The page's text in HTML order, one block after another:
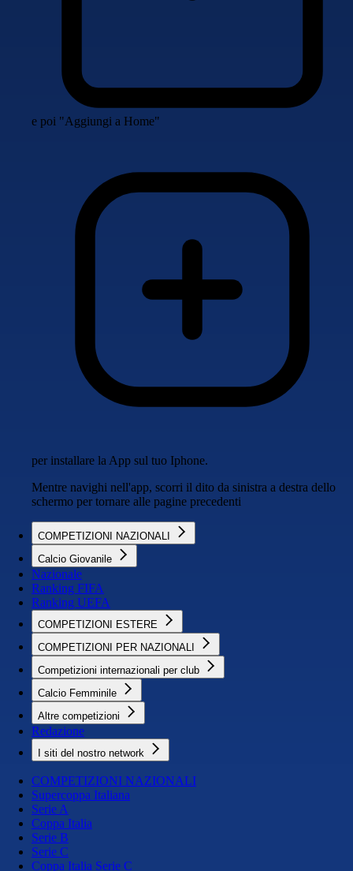
e poi "Aggiungi a Home"
per installare la App sul tuo Iphone.
Mentre navighi nell'app, scorri il dito da sinistra a destra dello
schermo per tornare alle pagine precedenti
COMPETIZIONI NAZIONALI
Calcio Giovanile
Nazionale
Ranking FIFA
Ranking UEFA
COMPETIZIONI ESTERE
COMPETIZIONI PER NAZIONALI
Competizioni internazionali per club
Calcio Femminile
Altre competizioni
Redazione
I siti del nostro network
COMPETIZIONI NAZIONALI
Supercoppa Italiana
Serie A
Coppa Italia
Serie B
Serie C
Coppa Italia Serie C